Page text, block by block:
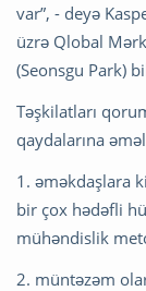
var”, - deyə
üzrə Qlobal
(Seonsgu Park)
Təşkilatları
qaydalarına
1. əməkdaşlara
bir çox hədəfli
mühəndislik
2. müntəzəm